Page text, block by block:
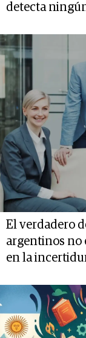
detecta
El verdadero
argentinos no
en la